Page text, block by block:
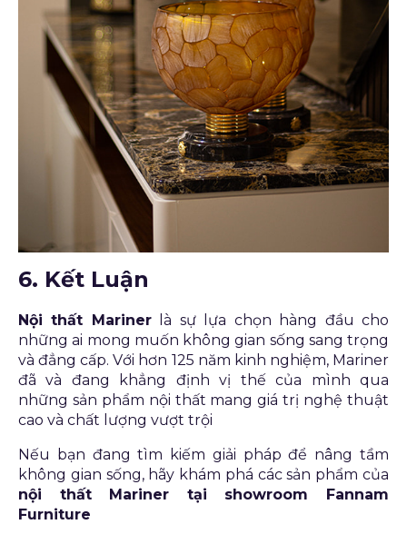
6. Kết Luận
Nội thất Marinerlà sự lựa chọn hàng đầu cho
những ai mong muốn không gian sống sang trọng
và đẳng cấp. Với hơn 125 năm kinh nghiệm, Mariner
đã và đang khẳng định vị thế của mình qua
những sản phẩm nội thất mang giá trị nghệ thuật
cao và chất lượng vượt trội
Nếu bạn đang tìm kiếm giải pháp để nâng tầm
không gian sống, hãy khám phá các sản phẩm của
nội thất Mariner tại showroom Fannam
Furniture